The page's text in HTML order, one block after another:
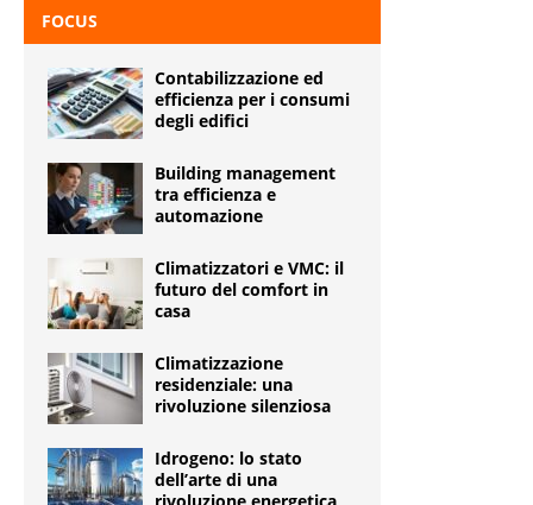
FOCUS
Contabilizzazione ed
efficienza per i consumi
degli edifici
Building management
tra efficienza e
automazione
Climatizzatori e VMC: il
futuro del comfort in
casa
Climatizzazione
residenziale: una
rivoluzione silenziosa
Idrogeno: lo stato
dell’arte di una